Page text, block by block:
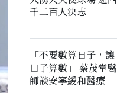
千二百人決志
「不要數算日子，讓
日子算數」 蔡茂堂醫
師談安寧緩和醫療